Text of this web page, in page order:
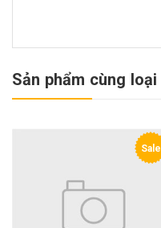
Sản phẩm cùng loại
Sale